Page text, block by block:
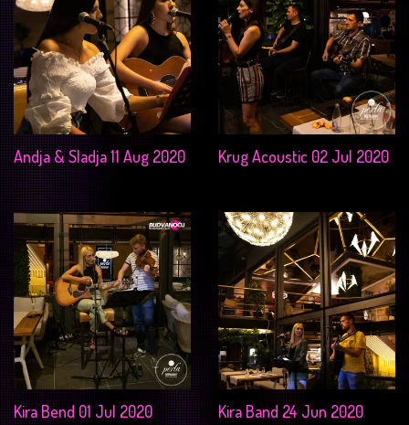
Andja & Sladja 11 Aug 2020 Krug Acoustic 02 Jul 2020
Kira Bend 01 Jul 2020 Kira Band 24 Jun 2020